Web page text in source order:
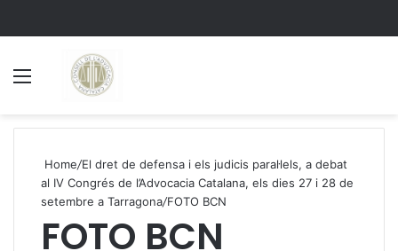
Home/El dret de defensa i els judicis paral·lels, a debat
al IV Congrés de l’Advocacia Catalana, els dies 27 i 28 de
setembre a Tarragona/FOTO BCN
FOTO BCN